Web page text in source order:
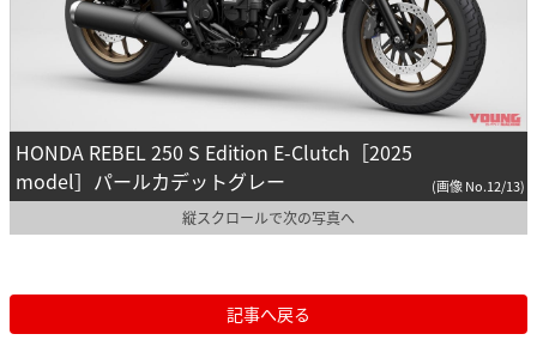
HONDA REBEL 250 S Edition E-Clutch［2025
model］パールカデットグレー
(画像 No.12/13)
縦スクロールで次の写真へ
記事へ戻る